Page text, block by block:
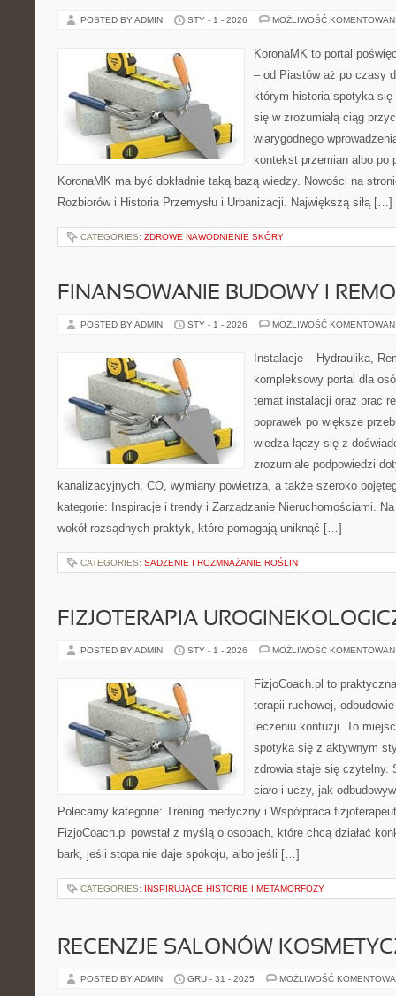
POSTED BY ADMIN STY - 1 - 2026 MOŻLIWOŚĆ
KoronaMK to portal
– od Piastów aż po czasy
którym historia spotyka
się w zrozumiałą ciąg
wiarygodnego
kontekst przemian albo
KoronaMK ma być dokładnie taką bazą wiedzy. Nowości na
Rozbiorów i Historia Przemysłu i Urbanizacji. Największą siłą […]
CATEGORIES: ZDROWE NAWODNIENIE SKÓRY
FINANSOWANIE BUDOWY I
POSTED BY ADMIN STY - 1 - 2026 MOŻLIWOŚĆ
Instalacje – Hydraulika,
kompleksowy portal dla
temat instalacji oraz prac
poprawek po większe
wiedza łączy się z
zrozumiałe podpowiedzi
kanalizacyjnych, CO, wymiany powietrza, a także szeroko
kategorie: Inspiracje i trendy i Zarządzanie Nieruchomościami.
wokół rozsądnych praktyk, które pomagają uniknąć […]
CATEGORIES: SADZENIE I ROZMNAŻANIE ROŚLIN
FIZJOTERAPIA
POSTED BY ADMIN STY - 1 - 2026 MOŻLIWOŚĆ
FizjoCoach.pl to
terapii ruchowej,
leczeniu kontuzji. To
spotyka się z aktywnym
zdrowia staje się czytelny.
ciało i uczy, jak
Polecamy kategorie: Trening medyczny i Współpraca
FizjoCoach.pl powstał z myślą o osobach, które chcą działać
bark, jeśli stopa nie daje spokoju, albo jeśli […]
CATEGORIES: INSPIRUJĄCE HISTORIE I METAMORFOZY
RECENZJE SALONÓW
POSTED BY ADMIN GRU - 31 - 2025 MOŻLIWOŚĆ